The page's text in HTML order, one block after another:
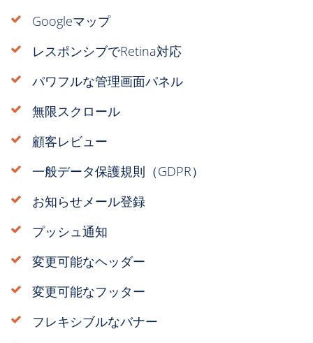
Googleマップ
レスポンシブでRetina対応
パワフルな管理画面パネル
無限スクロール
顧客レビュー
一般データ保護規則（GDPR）
お知らせメール登録
プッシュ通知
変更可能なヘッダー
変更可能なフッター
フレキシブルなバナー